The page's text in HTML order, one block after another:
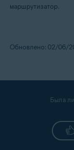
маршрутизатор.
Обновлено: 02/06/
Была